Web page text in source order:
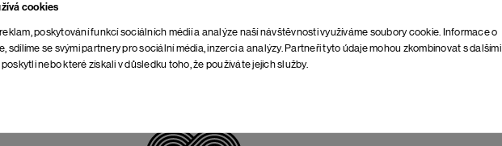
cookies
poskytování funkcí sociálních médií a analýze naší návštěvnosti využíváme soubory cookie. Informace o
sdílíme se svými partnery pro sociální média, inzerci a analýzy. Partneři tyto údaje mohou zkombinovat s dalšími
nebo které získali v důsledku toho, že používáte jejich služby.